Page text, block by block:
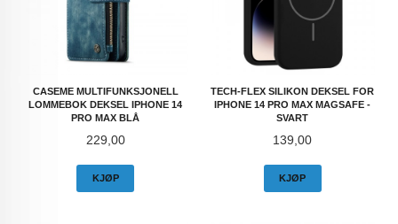
CASEME MULTIFUNKSJONELL
LOMMEBOK DEKSEL IPHONE 14
PRO MAX BLÅ
Pris
229,00
KJØP
TECH-FLEX SILIKON DEKSEL FOR
IPHONE 14 PRO MAX MAGSAFE -
SVART
Pris
139,00
KJØP